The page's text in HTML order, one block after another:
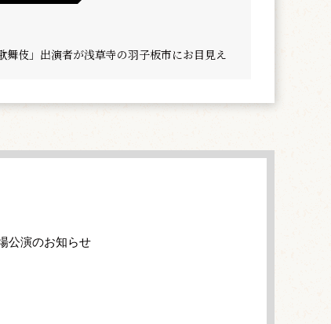
舞伎」出演者が浅草寺の羽子板市にお目見え
公演のお知らせ